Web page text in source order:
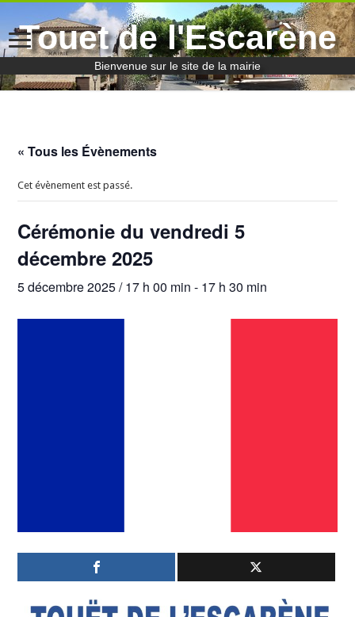
Touet de l'Escarène
Bienvenue sur le site de la mairie
« Tous les Évènements
Cet évènement est passé.
Cérémonie du vendredi 5
décembre 2025
5 décembre 2025 / 17 h 00 min - 17 h 30 min